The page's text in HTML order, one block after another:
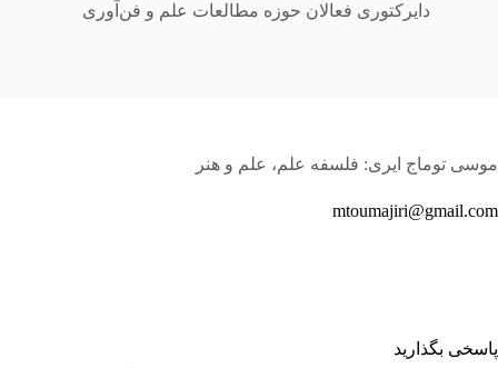
دایرکتوری فعالان حوزه مطالعات علم و فن‌آوری
موسی توماج ایری: فلسفه علم، علم و هنر
mtoumajiri@gmail.com
پاسخی بگذارید